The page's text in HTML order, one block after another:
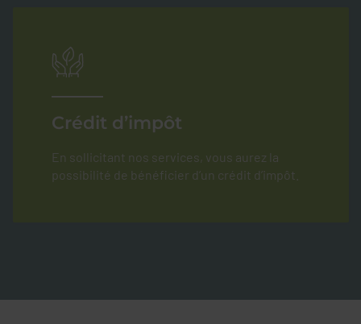
Crédit d’impôt
En sollicitant nos services, vous aurez la
possibilité de bénéficier d’un crédit d’impôt.